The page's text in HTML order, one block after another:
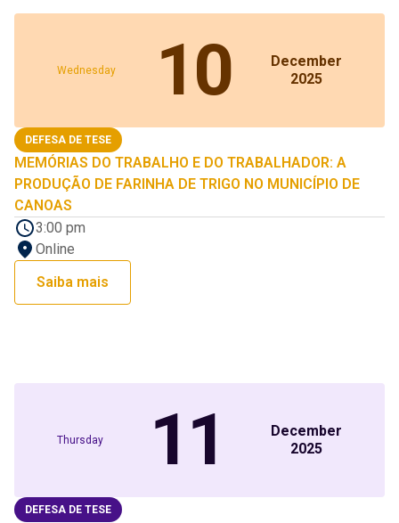
Wednesday 10
December
2025
DEFESA DE TESE
MEMÓRIAS DO TRABALHO E DO TRABALHADOR: A
PRODUÇÃO DE FARINHA DE TRIGO NO MUNICÍPIO DE
CANOAS
3:00 pm
Online
Saiba mais
Thursday 11
December
2025
DEFESA DE TESE